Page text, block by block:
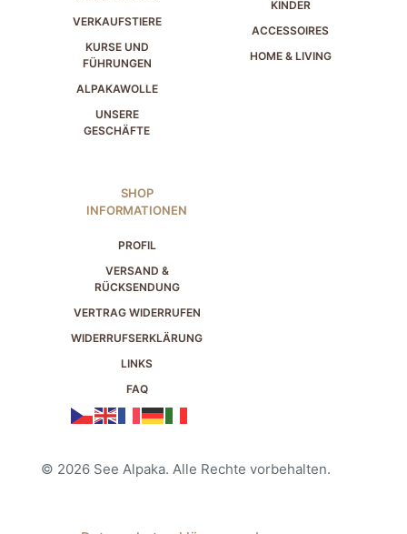
VERKAUFSTIERE
KURSE UND
FÜHRUNGEN
ALPAKAWOLLE
UNSERE
GESCHÄFTE
KINDER
ACCESSOIRES
HOME & LIVING
SHOP
INFORMATIONEN
PROFIL
VERSAND &
RÜCKSENDUNG
VERTRAG WIDERRUFEN
WIDERRUFSERKLÄRUNG
LINKS
FAQ
© 2026 See Alpaka. Alle Rechte vorbehalten.